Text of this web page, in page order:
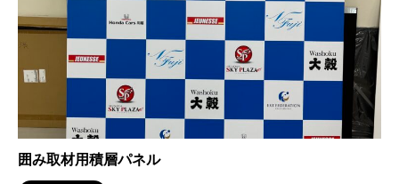
囲み取材用積層パネル